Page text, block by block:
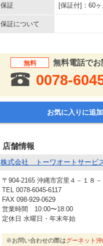
保証 [保証付]：60
保証について
無料 無料電話で
0078-
お気に入りに追加
店舗情報
株式会社 トーワオートサービ
〒904-2165 沖縄市宮里４－１８－
TEL 0078-6045-6117
FAX 098-929-0629
営業時間 10:00〜18:00
定休日 水曜日・年末年始
※お問い合わせの際はグーネット